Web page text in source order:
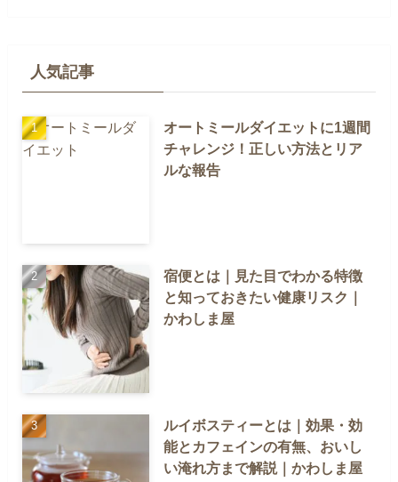
人気記事
オートミールダイエットに1週間
チャレンジ！正しい方法とリア
ルな報告
宿便とは｜見た目でわかる特徴
と知っておきたい健康リスク｜
かわしま屋
ルイボスティーとは｜効果・効
能とカフェインの有無、おいし
い淹れ方まで解説｜かわしま屋